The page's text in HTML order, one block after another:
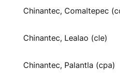
Chinantec, Comaltepec
Chinantec, Lealao (cle)
Chinantec, Palantla (cpa)